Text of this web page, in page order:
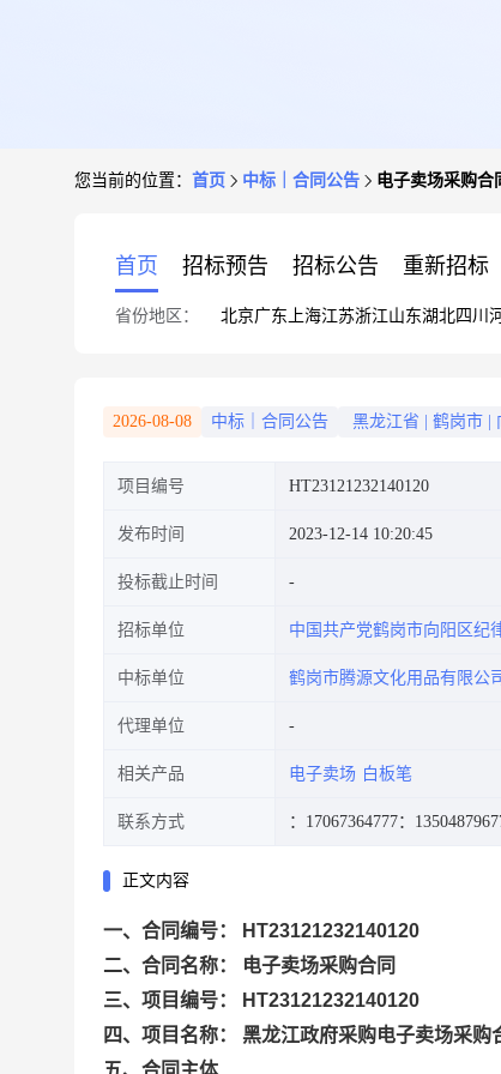
您当前的位置： 首页 中标｜合同公告 电子卖场采购合
首页 招标预告 招标公告 重新招标
省份地区： 北京广东 上海江苏浙江山东湖北四川
2026-08-08 中标｜合同公告 黑龙江省 鹤岗市
项目编号 HT23121232140120
发布时间 2023-12-14 10:20:45
投标截止时间
招标单位 中国共产党鹤岗市向阳区纪
中标单位 鹤岗市腾源文化用品有限公司
代理单位
相关产品 电子卖场 白板笔
联系方式 ：17067364777：
正文内容
一、合同编号： HT23121232140120
二、合同名称： 电子卖场采购合同
三、项目编号： HT23121232140120
四、项目名称： 黑龙江政府采购电子卖场采
五、合同主体